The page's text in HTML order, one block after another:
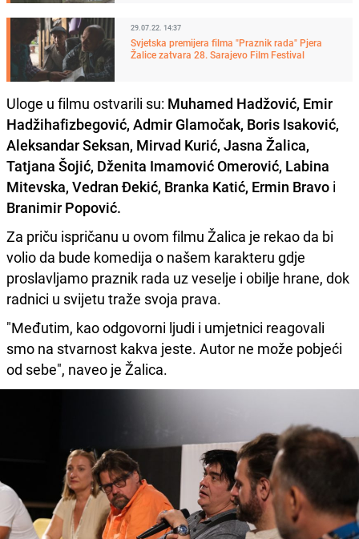
29.07.22. 14:37
Svjetska premijera filma "Praznik rada" Pjera
Žalice zatvara 28. Sarajevo Film Festival
Uloge u filmu ostvarili su: Muhamed Hadžović, Emir
Hadžihafizbegović, Admir Glamočak, Boris Isaković,
Aleksandar Seksan, Mirvad Kurić, Jasna Žalica,
Tatjana Šojić, Dženita Imamović Omerović, Labina
Mitevska, Vedran Đekić, Branka Katić, Ermin Bravo i
Branimir Popović.
Za priču ispričanu u ovom filmu Žalica je rekao da bi
volio da bude komedija o našem karakteru gdje
proslavljamo praznik rada uz veselje i obilje hrane, dok
radnici u svijetu traže svoja prava.
"Međutim, kao odgovorni ljudi i umjetnici reagovali
smo na stvarnost kakva jeste. Autor ne može pobjeći
od sebe", naveo je Žalica.